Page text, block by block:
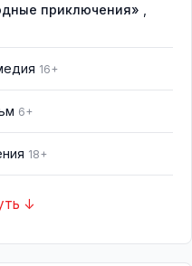
приключения»
16+
6+
18+
↓